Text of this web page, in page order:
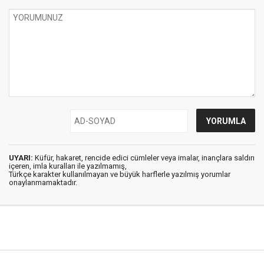
UYARI: Küfür, hakaret, rencide edici cümleler veya imalar, inançlara saldırı
içeren, imla kuralları ile yazılmamış,
Türkçe karakter kullanılmayan ve büyük harflerle yazılmış yorumlar
onaylanmamaktadır.